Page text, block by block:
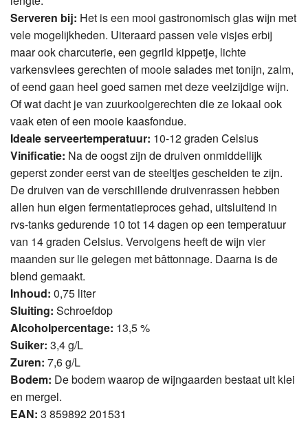
Serveren bij: Het is een mooi gastronomisch glas wijn met
vele mogelijkheden. Uiteraard passen vele visjes erbij
maar ook charcuterie, een gegrild kippetje, lichte
varkensvlees gerechten of mooie salades met tonijn, zalm,
of eend gaan heel goed samen met deze veelzijdige wijn.
Of wat dacht je van zuurkoolgerechten die ze lokaal ook
vaak eten of een mooie kaasfondue.
Ideale serveertemperatuur: 10-12 graden Celsius
Vinificatie: Na de oogst zijn de druiven onmiddellijk
geperst zonder eerst van de steeltjes gescheiden te zijn.
De druiven van de verschillende druivenrassen hebben
allen hun eigen fermentatieproces gehad, uitsluitend in
rvs-tanks gedurende 10 tot 14 dagen op een temperatuur
van 14 graden Celsius. Vervolgens heeft de wijn vier
maanden sur lie gelegen met bâttonnage. Daarna is de
blend gemaakt.
Inhoud: 0,75 liter
Sluiting:Schroefdop
Alcoholpercentage: 13,5 %
Suiker: 3,4 g/L
Zuren:7,6 g/L
Bodem: De bodem waarop de wijngaarden bestaat uit klei
en mergel.
EAN: 3 859892 201531